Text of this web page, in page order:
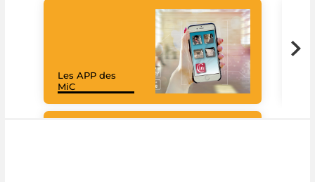
Les APP des
MiC